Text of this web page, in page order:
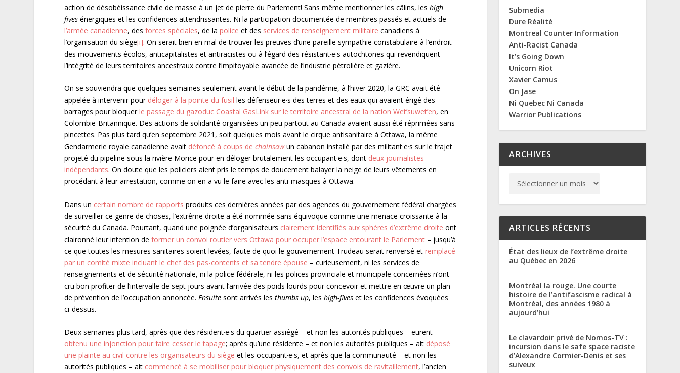
action de désobéissance civile de masse à un jet de pierre du Parlement! Sans même mentionner les câlins, leshigh
fives énergiques et les confidences attendrissantes. Ni la participation documentée de membres passés et actuels de
l’armée canadienne, desforces spéciales, de lapolice et des services de renseignement militairecanadiens à
l’organisation du siège[i]. On serait bien en mal de trouver les preuves d’une pareille sympathie constabulaire à l’endroit
des mouvements écolos, anticapitalistes et antiracistes ou à l’égard des résistant·e·s autochtones qui revendiquent
l’intégrité de leurs territoires ancestraux contre l’impitoyable avancée de l’industrie pétrolière et gazière.
On se souviendra que quelques semaines seulement avant le début de la pandémie, à l’hiver 2020, la GRC avait été
appelée à intervenir pour déloger à la pointe du fusil les défenseur·e·s des terres et des eaux qui avaient érigé des
barrages pour bloquerle passage du gazoduc Coastal GasLink sur le territoire ancestral de la nation Wet’suwet’en, en
Colombie-Britannique. Des actions de solidarité organisées un peu partout au Canada avaient aussi été réprimées sans
pincettes. Pas plus tard qu’en septembre 2021, soit quelques mois avant le cirque antisanitaire à Ottawa, la même
Gendarmerie royale canadienne avait défoncé à coups dechainsawun cabanon installé par des militant·e·s sur le trajet
projeté du pipeline sous la rivière Morice pour en déloger brutalement les occupant·e·s, dont deux journalistes
indépendants. On doute que les policiers aient pris le temps de doucement balayer la neige de leurs vêtements en
procédant à leur arrestation, comme on en a vu le faire avec les anti-masques à Ottawa.
Dans un certain nombre de rapportsproduits ces dernières années par des agences du gouvernement fédéral chargées
de surveiller ce genre de choses, l’extrême droite a été nommée sans équivoque comme une menace croissante à la
sécurité du Canada. Pourtant, quand une poignée d’organisateurs clairement identifiés aux sphères d’extrême droite ont
claironné leur intention deformer un convoi routier vers Ottawa pour occuper l’espace entourant le Parlement – jusqu’à
ce que toutes les mesures sanitaires soient levées, faute de quoi le gouvernement Trudeau serait renversé etremplacé
par un comité mixte incluant le chef des pas-contents et sa tendre épouse – curieusement, ni les services de
renseignements et de sécurité nationale, ni la police fédérale, ni les polices provinciale et municipale concernées n’ont
cru bon profiter de l’intervalle de sept jours avant l’arrivée des poids lourds pour concevoir et mettre en œuvre un plan
de prévention de l’occupation annoncée.Ensuite sont arrivés lesthumbs up, leshigh-fives et les confidences évoquées
ci-dessus.
Deux semaines plus tard, après que des résident·e·s du quartier assiégé – et non les autorités publiques – eurent
obtenu une injonction pour faire cesser le tapage; après qu’une résidente – et non les autorités publiques – ait déposé
une plainte au civil contre les organisateurs du siège et les occupant·e·s, et après que la communauté – et non les
autorités publiques – ait commencé à se mobiliser pour bloquer physiquement des convois de ravitaillement, l’ancien
Submedia
Dure Réalité
Montreal Counter Information
Anti-Racist Canada
It’s Going Down
Unicorn Riot
Xavier Camus
On Jase
Ni Quebec Ni Canada
Warrior Publications
ARCHIVES
ARTICLES RÉCENTS
État des lieux de l’extrême droite
au Québec en 2026
Montréal la rouge. Une courte
histoire de l’antifascisme radical à
Montréal, des années 1980 à
aujourd’hui
Le clavardoir privé de Nomos-TV :
incursion dans le safe space raciste
d’Alexandre Cormier-Denis et ses
suiveux